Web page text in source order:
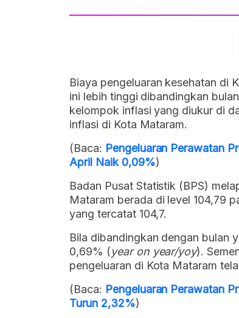
Biaya pengeluaran kesehatan di
ini lebih tinggi dibandingkan
kelompok inflasi yang diukur di
inflasi di Kota Mataram.
(Baca: Pengeluaran Perawatan
April Naik 0,09%)
Badan Pusat Statistik (BPS)
Mataram berada di level 104,79
yang tercatat 104,7.
Bila dibandingkan dengan bulan
0,69% (year on year/yoy).
pengeluaran di Kota Mataram
(Baca: Pengeluaran Perawatan
Turun 2,32%)